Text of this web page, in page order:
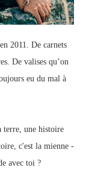
2011. De carnets
De valises qu’on
eu du mal à
terre, une histoire
c'est la mienne -
avec toi ?